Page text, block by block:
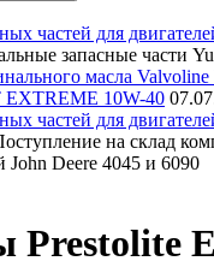
частей для
запасные части
масла
10W-40
частей для
на склад
John Deere 4045 и 6090
Prestolite